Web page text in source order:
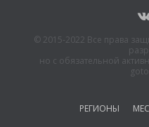
© 2015-2022 Все права
но с обязательной
РЕГИОНЫ